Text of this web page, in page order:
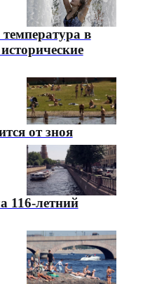
в
от зноя
116-летний